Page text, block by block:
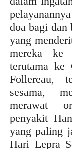
doa bagi dan
yang
mereka ke
terutama
Follereau,
sesama,
merawat
penyakit
yang paling
Hari Lepra